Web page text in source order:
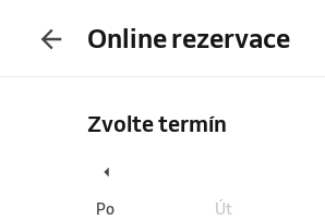
Online rezervace
Zvolte termín
Po Út